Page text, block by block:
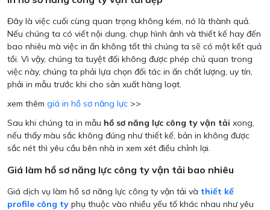
Đây là việc cuối cùng quan trọng không kém, nó là thành quả.
Nếu chúng ta có viết nội dung, chụp hình ảnh và thiết kế hay đến
bao nhiêu mà việc in ấn không tốt thì chúng ta sẽ có một kết quả
tồi. Vì vậy, chúng ta tuyệt đối không được phép chủ quan trong
việc này, chúng ta phải lựa chọn đối tác in ấn chất lượng, uy tín,
phải in mẫu trước khi cho sản xuất hàng loạt.
xem thêm giá in hồ sơ năng lực >>
Sau khi chúng ta in mẫu hồ sơ năng lực công ty vận tải xong,
nếu thấy màu sắc không đúng như thiết kế, bản in không được
sắc nét thì yêu cầu bên nhà in xem xét điều chỉnh lại.
Giá làm hồ sơ năng lực công ty vận tải bao nhiêu
Giá dịch vụ làm hồ sơ năng lực công ty vận tải và thiết kế
profile công ty phụ thuộc vào nhiều yếu tố khác nhau như yêu